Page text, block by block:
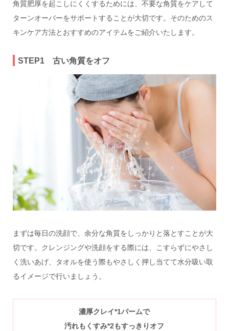
角質肥厚を起こしにくくするためには、不要な角質をケアして
ターンオーバーをサポートすることが大切です。そのためのス
キンケア方法とおすすめのアイテムをご紹介いたします。
STEP1 古い角質をオフ
まずは毎日の洗顔で、余分な角質をしっかりと落とすことが大
切です。クレンジングや洗顔をする際には、こすらずにやさし
く洗いあげ、タオルを使う際もやさしく押し当てて水分吸い取
るイメージで行いましょう。
濃厚クレイ*1バームで
汚れもくすみ*2もすっきりオフ